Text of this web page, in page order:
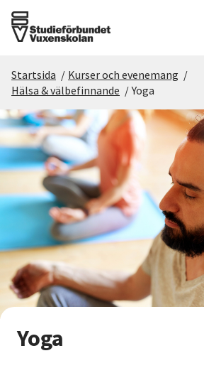
Det här gör vi
För dig som
Sök kurser och evenemang
Om SV
Starta studiecirkel
Cirkelledare
Nyheter
Startsida / Kurser och evenemang /
Hälsa & välbefinnande / Yoga
Yoga